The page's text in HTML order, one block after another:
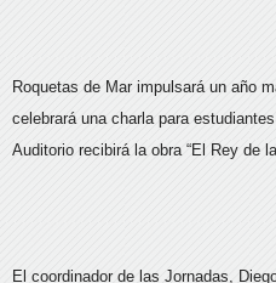
Roquetas de Mar impulsará un año
celebrará una charla para
Auditorio recibirá la obra “El Rey de
El coordinador de las Jornadas,